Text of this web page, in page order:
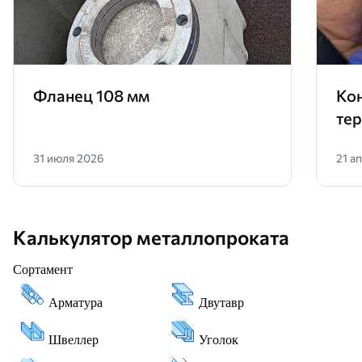
Фланец 108 мм
31 июля 2026 21
Калькулятор металлопроката